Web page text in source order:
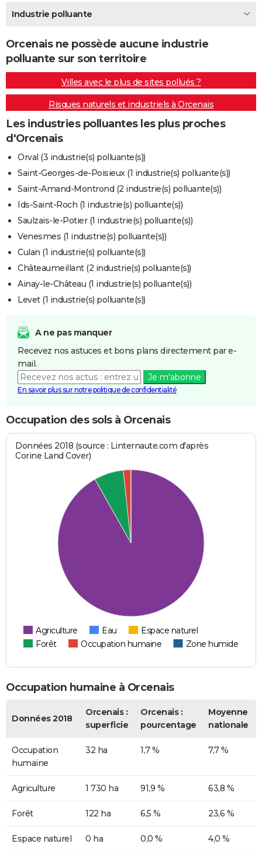
Destinations
City break
Voyage nature
Voyage de noces
Forum
Climat
+PHOTO
GUIDES D'ACHAT
BONS PLANS
CARTE DE VOEUX
Carte de Noël
Carte Bonne année
Carte Saint-Valentin
Carte Pâques
Carte d'anniversaire
DICTIONNAIRE
Dictionnaire
Biographies
Citations
Expressions
Proverbes
PROGRAMME TV
COPAINS D'AVANT
S'inscrire
Se connecter
Lycées
Collèges
Primaires
Universités
Entreprises
Service militaire
Avis de recherche
AVIS DE DÉCÈS
FORUM
Bricolage
Lifestyle
Culture
Sport
Auto
Television
Voyage
Cinema
Industrie polluante
Orcenais ne possède aucune industrie
polluante sur son territoire
Villes avec le plus de sites pollués ?
Risques naturels et industriels à Orcenais
Les industries polluantes les plus proches
d'Orcenais
Orval (3 industrie(s) polluante(s))
Saint-Georges-de-Poisieux (1 industrie(s) polluante(s))
Saint-Amand-Montrond (2 industrie(s) polluante(s))
Ids-Saint-Roch (1 industrie(s) polluante(s))
Saulzais-le-Potier (1 industrie(s) polluante(s))
Venesmes (1 industrie(s) polluante(s))
Culan (1 industrie(s) polluante(s))
Châteaumeillant (2 industrie(s) polluante(s))
Ainay-le-Château (1 industrie(s) polluante(s))
Levet (1 industrie(s) polluante(s))
A ne pas manquer
Recevez nos astuces et bons plans directement par e-
mail.
Je m'abonne
En savoir plus sur notre politique de confidentialité
Occupation des sols à Orcenais
Données 2018 (source : Linternaute.com d'après
Corine Land Cover)
Agriculture Eau
Espace naturel
Forêt
Occupation humaine Zone humide
Occupation humaine à Orcenais
Données 2018
Orcenais :
superficie
Orcenais :
pourcentage
Moyenne
nationale
Occupation
humaine
32 ha 1,7 % 7,7 %
Agriculture 1 730 ha 91,9 % 63,8 %
Forêt 122 ha 6,5 % 23,6 %
Espace naturel 0 ha 0,0 % 4,0 %